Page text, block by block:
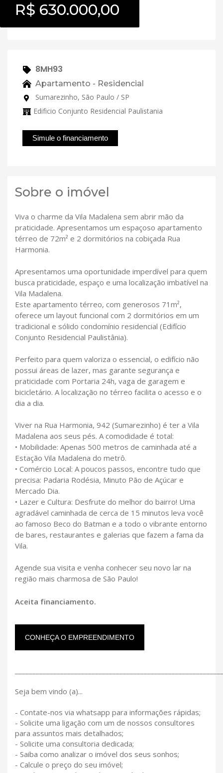
R$ 630.000,00
8MH93
Apartamento - Residencial
Sumarezinho, São Paulo / SP
Edificio Conjunto Residencial Paulistania
Simule o financiamento
Sobre o imóvel
Viva o charme da Vila Madalena sem abrir mão da
praticidade. Apresentamos um espaçoso apartamento
térreo de 72m² e 2 dormitórios na cobiçada Rua
Harmonia.
Apresentamos uma oportunidade imperdível para quem
busca praticidade, espaço e uma localização imbatível na
Vila Madalena.
Este apartamento térreo, com generosos 71m²,
oferece um layout funcional com 2 dormitórios em um
tradicional e sólido condomínio residencial (Edifício
Conjunto Residencial Paulistânia).
Perfeito para quem valoriza o essencial, o edifício não
possui áreas de lazer, mas garante segurança e
praticidade com Portaria 24h, vaga de garagem e
bicicletário. A localização no térreo facilita o acesso e o
dia a dia.
Viver na Rua Harmonia, 942 (Sumarezinho) é ter a Vila
Madalena aos seus pés. A comodidade é total:
• Mobilidade: Apenas 500 metros de caminhada até a
Estação Vila Madalena do metrô.
• Comércio Local: A poucos passos, encontre tudo que
precisa: Padaria Rodésia, Minuto Pão de Açúcar e
Mercado Dia.
• Lazer e Cultura: Desfrute do melhor do bairro! Uma
agradável caminhada de cerca de 15 minutos leva você
ao famoso Beco do Batman e a todo o vibrante entorno
de bares, restaurantes e galerias que fazem a fama da
Vila.
Agende sua visita e venha conhecer seu novo lar na
região mais charmosa de São Paulo!
Aceita financiamento.
CONHEÇA O EMPREENDIMENTO
Seja bem vindo (a)...
- Contate-nos via whatsapp para informações rápidas;
- Solicite uma ligação com um de nossos consultores
para assuntos mais detalhados;
- Solicite uma consultoria dedicada;
- Saiba como analizar o imóvel dos seus sonhos;
- Calcule o preço do seu imóvel;